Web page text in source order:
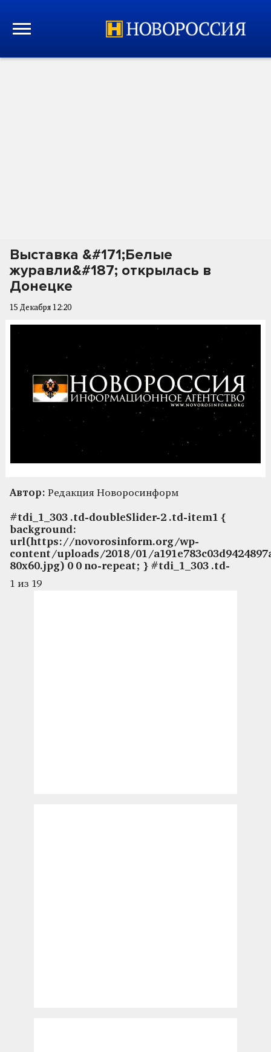
Выставка &#171;Белые
журавли&#187; открылась в
Донецке
15 Декабря 12:20
Автор: Редакция Новоросинформ
#tdi_1_303 .td-doubleSlider-2 .td-item1 {
background:
url(https://novorosinform.org/wp-
content/uploads/2018/01/
80x60.jpg) 0 0 no-repeat; } #tdi_1_303 .td-
1 из 19